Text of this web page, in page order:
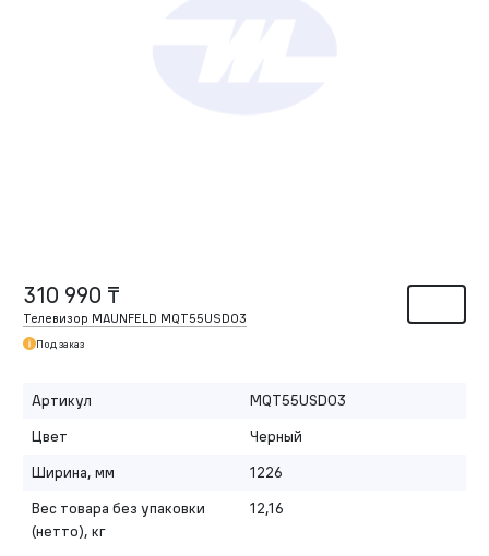
310 990 ₸
Телевизор MAUNFELD MQT55USD03
Под заказ
Артикул
MQT55USD03
Цвет
Черный
Ширина, мм
1226
Вес товара без упаковки
(нетто), кг
12,16